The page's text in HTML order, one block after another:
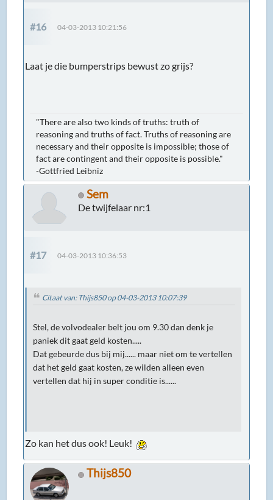
#16 04-03-2013 10:21:56
Laat je die bumperstrips bewust zo grijs?
"There are also two kinds of truths: truth of
reasoning and truths of fact. Truths of reasoning are
necessary and their opposite is impossible; those of
fact are contingent and their opposite is possible."
-Gottfried Leibniz
Sem
De twijfelaar nr:1
#17 04-03-2013 10:36:53
Citaat van: Thijs850 op 04-03-2013 10:07:39
Stel, de volvodealer belt jou om 9.30 dan denk je
paniek dit gaat geld kosten.....
Dat gebeurde dus bij mij...... maar niet om te vertellen
dat het geld gaat kosten, ze wilden alleen even
vertellen dat hij in super conditie is......
Zo kan het dus ook! Leuk!
Thijs850